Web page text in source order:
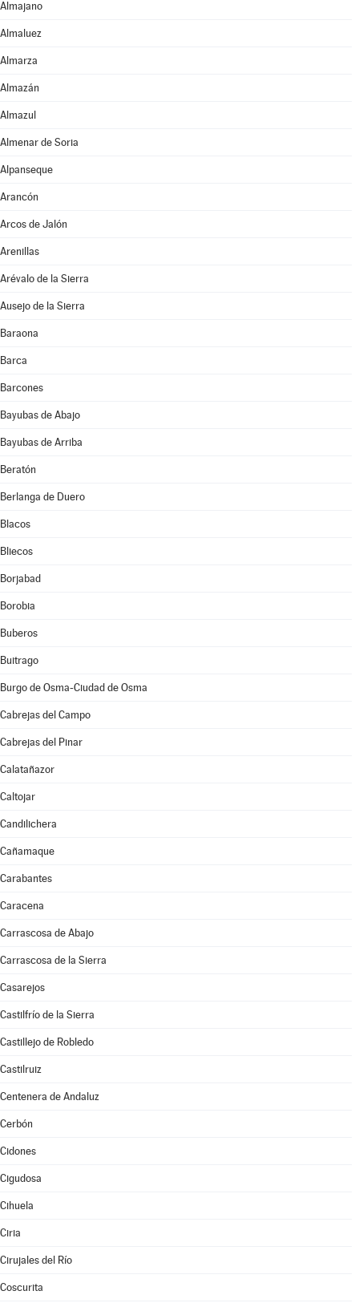
Almajano
Almaluez
Almarza
Almazán
Almazul
Almenar de Soria
Alpanseque
Arancón
Arcos de Jalón
Arenillas
Arévalo de la Sierra
Ausejo de la Sierra
Baraona
Barca
Barcones
Bayubas de Abajo
Bayubas de Arriba
Beratón
Berlanga de Duero
Blacos
Bliecos
Borjabad
Borobia
Buberos
Buitrago
Burgo de Osma-Ciudad de Osma
Cabrejas del Campo
Cabrejas del Pinar
Calatañazor
Caltojar
Candilichera
Cañamaque
Carabantes
Caracena
Carrascosa de Abajo
Carrascosa de la Sierra
Casarejos
Castilfrío de la Sierra
Castillejo de Robledo
Castilruiz
Centenera de Andaluz
Cerbón
Cidones
Cigudosa
Cihuela
Ciria
Cirujales del Río
Coscurita